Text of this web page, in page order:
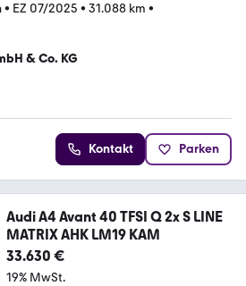
• EZ 07/2025 • 31.088 km •
& Co. KG
Kontakt Parken
Audi A4 Avant 40 TFSI Q 2x S LINE
MATRIX AHK LM19 KAM
33.630 €
19% MwSt.